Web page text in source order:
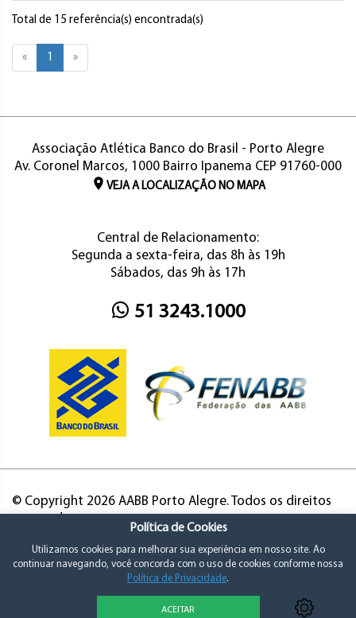
Total de 15 referência(s) encontrada(s)
« 1 »
Associação Atlética Banco do Brasil - Porto Alegre
Av. Coronel Marcos, 1000 Bairro Ipanema CEP 91760-000
VEJA A LOCALIZAÇÃO NO MAPA
Central de Relacionamento:
Segunda a sexta-feira, das 8h às 19h
Sábados, das 9h às 17h
51 3243.1000
© Copyright 2026 AABB Porto Alegre. Todos os direitos
Política de Cookies
Utilizamos cookies para melhorar sua experiência em nosso site. Ao
continuar navegando, você concorda com o uso de cookies conforme nossa
Política de Privacidade.
ACEITAR